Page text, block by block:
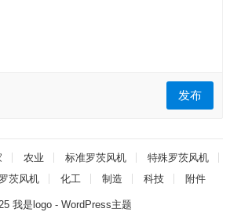
发布
农业 标准罗茨风机
特殊罗茨风机
茨风机 化工 制造 科技 附件
我是logo- WordPress主题